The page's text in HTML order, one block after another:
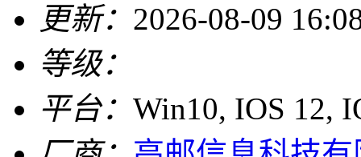
更新： 2026-08-09
等级：
平台： Win10, IOS 12,